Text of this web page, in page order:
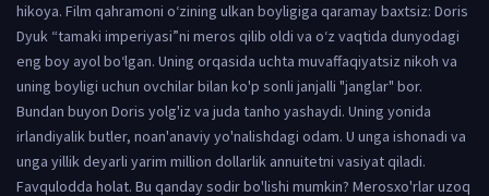
hikoya. Film qahramoni o‘zining ulkan boyligiga qaramay baxtsiz: Doris
Dyuk “tamaki imperiyasi”ni meros qilib oldi va o‘z vaqtida dunyodagi
eng boy ayol bo‘lgan. Uning orqasida uchta muvaffaqiyatsiz nikoh va
uning boyligi uchun ovchilar bilan ko'p sonli janjalli "janglar" bor.
Bundan buyon Doris yolg'iz va juda tanho yashaydi. Uning yonida
irlandiyalik butler, noan'anaviy yo'nalishdagi odam. U unga ishonadi va
unga yillik deyarli yarim million dollarlik annuitetni vasiyat qiladi.
Favqulodda holat. Bu qanday sodir bo'lishi mumkin? Merosxo'rlar uzoq